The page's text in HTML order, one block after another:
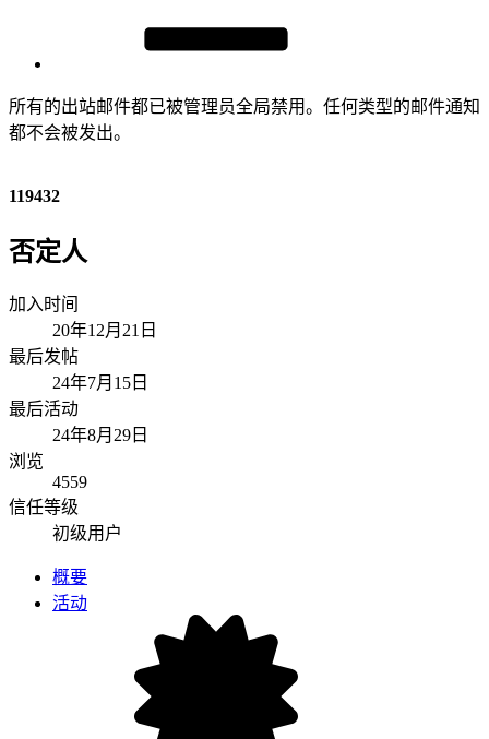
所有的出站邮件都已被管理员全局禁用。任何类型的邮件通知
都不会被发出。
119432
否定人
加入时间
20年12月21日
最后发帖
24年7月15日
最后活动
24年8月29日
浏览
4559
信任等级
初级用户
概要
活动